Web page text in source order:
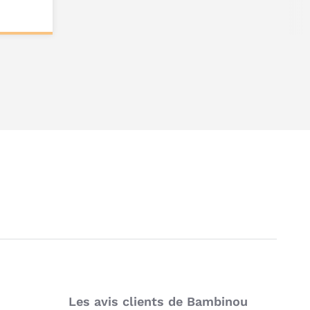
Les avis clients de Bambinou